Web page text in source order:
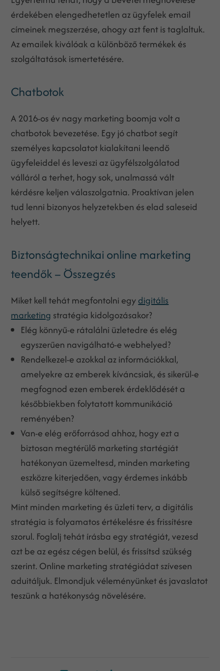
érdekében elengedhetetlen az ügyfelek email
címeinek megszerzése, ahogy azt fent is taglaltuk.
Az emailek kiválóak a különböző termékek és
szolgáltatások ismertetésére.
Chatbotok
A 2016-os év nagy marketing boomja volt a
chatbotok bevezetése. Egy jó chatbot segít
személyes kapcsolatot kialakítani leendő
ügyfeleiddel és leveszi az ügyfélszolgálatod
válláról a terhet, hogy sok, unalmassá vált
kérdésre keljen válaszolgatnia. Proaktívan jelen
tud lenni bizonyos helyzetekben és elad saleseid
helyett.
Biztonságtechnikai online marketing
teendők – Összegzés
Miket kell tehát megfontolni egydigitális
marketing stratégia kidolgozásakor?
Elég könnyű-e rátalálni üzletedre és elég
egyszerűen navigálható-e webhelyed?
Rendelkezel-e azokkal az információkkal,
amelyekre az emberek kíváncsiak, és sikerül-e
megfognod ezen emberek érdeklődését a
későbbiekben folytatott kommunikáció
reményében?
Van-e elég erőforrásod ahhoz, hogy ezt a
biztosan megtérülő marketing startégiát
hatékonyan üzemeltesd, minden marketing
eszközre kiterjedően, vagy érdemes inkább
külső segítségre költened.
Mint minden marketing és üzleti terv, a digitális
stratégia is folyamatos értékelésre és frissítésre
szorul. Foglalj tehát írásba egy stratégiát, vezesd
azt be az egész cégen belül, és frissítsd szükség
szerint. Online marketing stratégiádat szívesen
aduitáljuk. Elmondjuk véleményünket és javaslatot
teszünk a hatékonyság növelésére.